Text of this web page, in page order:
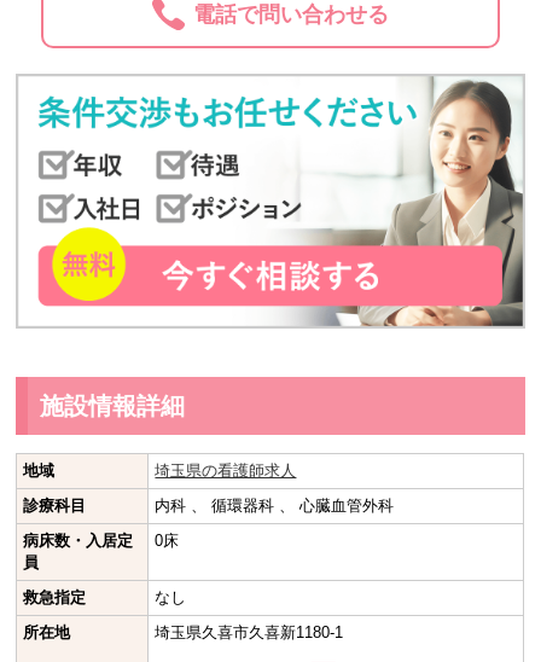
電話で問い合わせる
施設情報詳細
地域
埼玉県の看護師求人
診療科目
内科 、 循環器科 、 心臓血管外科
病床数・入居定
員
0床
救急指定
なし
所在地
埼玉県久喜市久喜新1180-1